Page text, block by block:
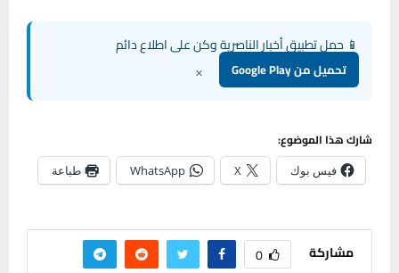
📱 حمل تطبيق أخبار الناصرية وكن على اطلاع دائم
تحميل من Google Play ×
شارك هذا الموضوع:
فيس بوك X
WhatsApp طباعة
مشاركة 0